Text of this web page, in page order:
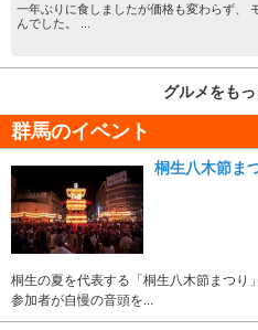
一年ぶりに食しましたが価格も変わらず、
んでした。 ...
グルメをも
群馬のイベント
桐生八木節ま
桐生の夏を代表する「桐生八木節まつり
参加者が自慢の音頭を...